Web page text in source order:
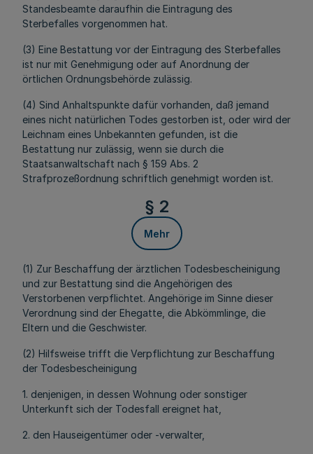
Standesbeamte daraufhin die Eintragung des
Sterbefalles vorgenommen hat.
(3) Eine Bestattung vor der Eintragung des Sterbefalles
ist nur mit Genehmigung oder auf Anordnung der
örtlichen Ordnungsbehörde zulässig.
(4) Sind Anhaltspunkte dafür vorhanden, daß jemand
eines nicht natürlichen Todes gestorben ist, oder wird der
Leichnam eines Unbekannten gefunden, ist die
Bestattung nur zulässig, wenn sie durch die
Staatsanwaltschaft nach § 159 Abs. 2
Strafprozeßordnung schriftlich genehmigt worden ist.
§ 2
Mehr
(1) Zur Beschaffung der ärztlichen Todesbescheinigung
und zur Bestattung sind die Angehörigen des
Verstorbenen verpflichtet. Angehörige im Sinne dieser
Verordnung sind der Ehegatte, die Abkömmlinge, die
Eltern und die Geschwister.
(2) Hilfsweise trifft die Verpflichtung zur Beschaffung
der Todesbescheinigung
1. denjenigen, in dessen Wohnung oder sonstiger
Unterkunft sich der Todesfall ereignet hat,
2. den Hauseigentümer oder -verwalter,